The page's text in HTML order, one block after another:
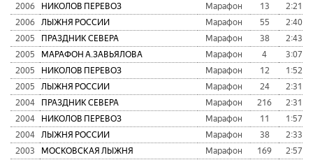
2006
НИКОЛОВ ПЕРЕВОЗ Марафон 13
2006
ЛЫЖНЯ РОССИИ Марафон 55
2005
ПРАЗДНИК СЕВЕРА Марафон 38
2005
МАРАФОН А.ЗАВЬЯЛОВА Марафон 4
2005
НИКОЛОВ ПЕРЕВОЗ Марафон 12
2005
ЛЫЖНЯ РОССИИ Марафон 24
2004
ПРАЗДНИК СЕВЕРА Марафон 216
2004
НИКОЛОВ ПЕРЕВОЗ Марафон 11
2004
ЛЫЖНЯ РОССИИ Марафон 38
2003
МОСКОВСКАЯ ЛЫЖНЯ Марафон 169